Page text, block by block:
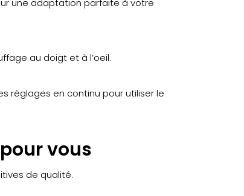
une adaptation parfaite à votre
au doigt et à l’oeil.
réglages en continu pour utiliser le
vous
de qualité.